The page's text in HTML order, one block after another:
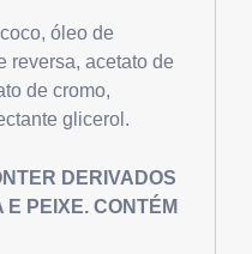
óleo de
reversa, acetato de
de cromo,
glicerol.
DERIVADOS
E PEIXE. CONTÉM